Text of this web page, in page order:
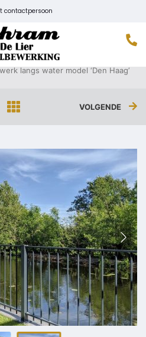
contactpersoon
MODEL ‘DEN
langs water model ‘Den Haag’
VOLGENDE